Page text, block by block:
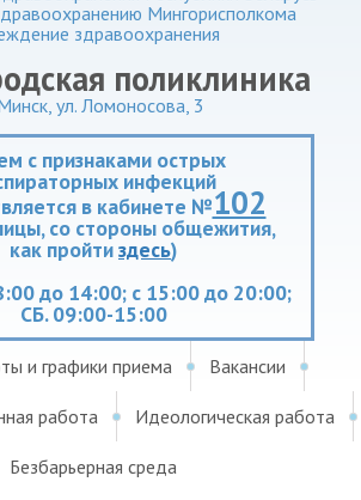
Мингорисполкома
здравоохранения
поликлиника
ул. Ломоносова, 3
с признаками острых
инфекций
в кабинете №102
со стороны общежития,
как пройтиздесь)
до 14:00; с 15:00 до 20:00;
СБ. 09:00-15:00
и графики приема Вакансии
работа Идеологическая работа
Безбарьерная среда